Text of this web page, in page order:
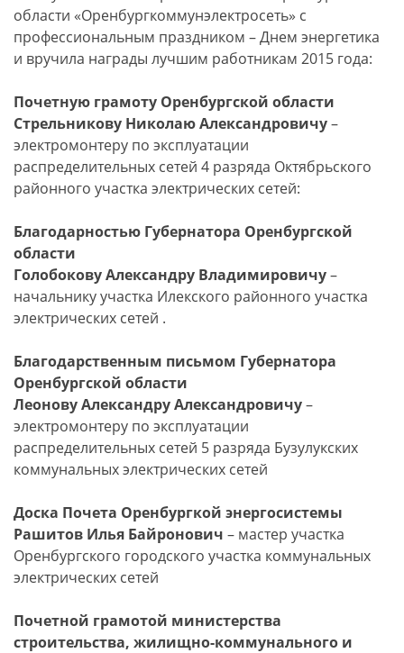
области «Оренбургкоммунэлектросеть» с
профессиональным праздником – Днем энергетика
и вручила награды лучшим работникам 2015 года:
Почетную грамоту Оренбургской области
Стрельникову Николаю Александровичу–
электромонтеру по эксплуатации
распределительных сетей 4 разряда Октябрьского
районного участка электрических сетей:
Благодарностью Губернатора Оренбургской
области
Голобокову Александру Владимировичу–
начальнику участка Илекского районного участка
электрических сетей .
Благодарственным письмом Губернатора
Оренбургской области
Леонову Александру Александровичу–
электромонтеру по эксплуатации
распределительных сетей 5 разряда Бузулукских
коммунальных электрических сетей
Доска Почета Оренбургкой энергосистемы
Рашитов Илья Байронович – мастер участка
Оренбургского городского участка коммунальных
электрических сетей
Почетной грамотой министерства
строительства, жилищно-коммунального и